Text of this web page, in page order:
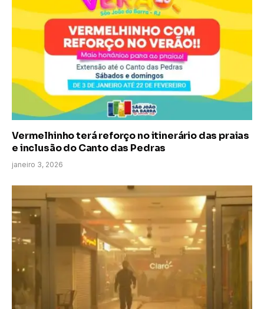
Vermelhinho terá reforço no itinerário das praias
e inclusão do Canto das Pedras
janeiro 3, 2026